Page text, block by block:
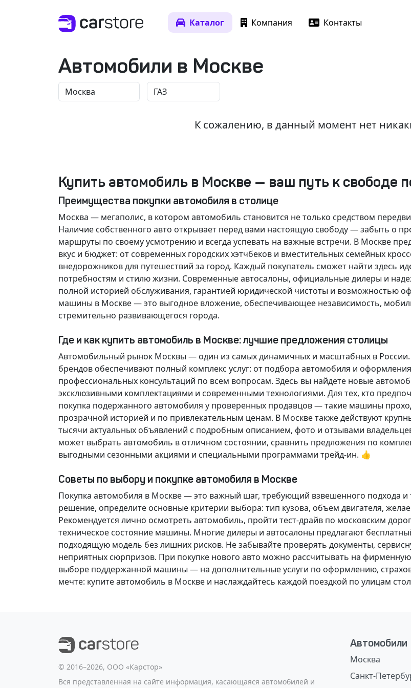
Каталог Компания Контакты
Автомобили в Москве
К сожалению, в данный момент нет
Купить автомобиль в Москве — ваш путь к свободе
Преимущества покупки автомобиля в столице
Москва — мегаполис, в котором автомобиль становится не только средством
Наличие собственного авто открывает перед вами настоящую свободу — забыть о
маршруты по своему усмотрению и всегда успевать на важные встречи. В Москве
вкус и бюджет: от современных городских хэтчбеков и вместительных семейных
внедорожников для путешествий за город. Каждый покупатель сможет найти здесь
потребностям и стилю жизни. Современные автосалоны, официальные дилеры и
полной историей обслуживания, гарантией юридической чистоты и возможностью
машины в Москве — это выгодное вложение, обеспечивающее независимость,
стремительно развивающегося города.
Где и как купить автомобиль в Москве: лучшие предложения столицы
Автомобильный рынок Москвы — один из самых динамичных и масштабных в
брендов обеспечивают полный комплекс услуг: от подбора автомобиля и
профессиональных консультаций по всем вопросам. Здесь вы найдете новые
эксклюзивными комплектациями и современными технологиями. Для тех, кто
покупка подержанного автомобиля у проверенных продавцов — такие машины
прозрачной историей и по привлекательным ценам. В Москве также действуют
тысячи актуальных объявлений с подробным описанием, фото и отзывами
может выбрать автомобиль в отличном состоянии, сравнить предложения по
выгодными сезонными акциями и специальными программами трейд-ин. 👍
Советы по выбору и покупке автомобиля в Москве
Покупка автомобиля в Москве — это важный шаг, требующий взвешенного подхода и
решение, определите основные критерии выбора: тип кузова, объем двигателя,
Рекомендуется лично осмотреть автомобиль, пройти тест-драйв по московским
техническое состояние машины. Многие дилеры и автосалоны предлагают
подходящую модель без лишних рисков. Не забывайте проверять документы,
неприятных сюрпризов. При покупке нового авто можно рассчитывать на
выборе поддержанной машины — на дополнительные услуги по оформлению,
мечте: купите автомобиль в Москве и наслаждайтесь каждой поездкой по улицам
©️ 2016–2026, ООО «Карстор»
Вся представленная на сайте информация, касающаяся автомобилей и
Автомобили
Москва
Санкт-